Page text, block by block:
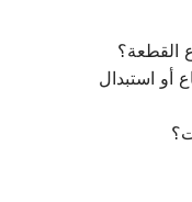
القطعة؟
أو استبدال